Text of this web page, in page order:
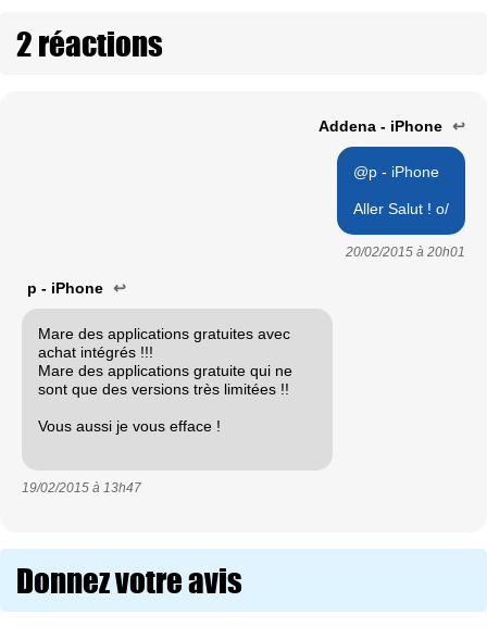
2 réactions
Addena - iPhone ↩
@p - iPhone
Aller Salut ! o/
20/02/2015 à 20h01
p - iPhone ↩
Mare des applications gratuites avec
achat intégrés !!!
Mare des applications gratuite qui ne
sont que des versions très limitées !!
Vous aussi je vous efface !
19/02/2015 à 13h47
Donnez votre avis